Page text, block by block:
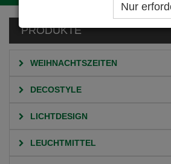
Nur
PRODUKTE
WEIHNACHTSZEITEN
DECOSTYLE
LICHTDESIGN
LEUCHTMITTEL